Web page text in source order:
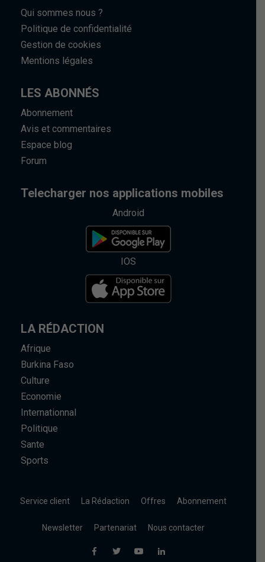
Qui sommes nous ?
Politique de confidentialité
Gestion de cookies
Mentions légales
LES ABONNÉS
Abonnement
Avis et commentaires
Espace blog
Forum
Telecharger nos applications mobiles
Android
IOS
LA RÉDACTION
Afrique
Burkina Faso
Culture
Economie
Internationnal
Politique
Sante
Sports
Service client La Rédaction Offres Abonnement
Newsletter Partenariat Nous contacter